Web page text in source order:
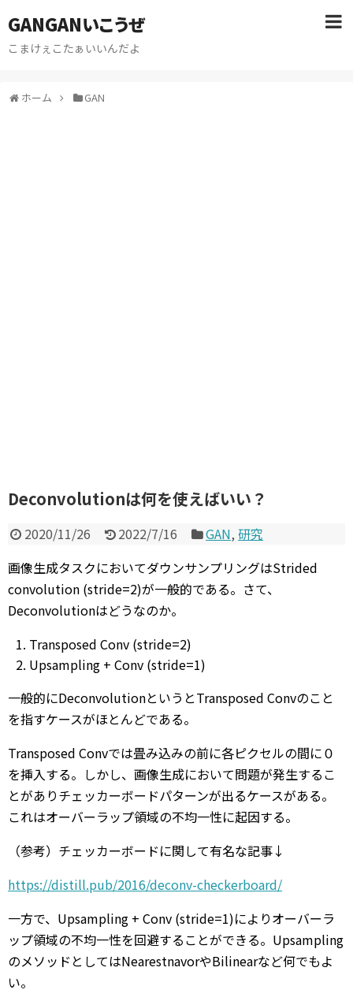
GANGANいこうぜ
こまけぇこたぁいいんだよ
ホーム GAN
Deconvolutionは何を使えばいい？
2020/11/26 2022/7/16 GAN,研究
画像生成タスクにおいてダウンサンプリングはStrided
convolution (stride=2)が一般的である。さて、
Deconvolutionはどうなのか。
Transposed Conv (stride=2)
Upsampling + Conv (stride=1)
一般的にDeconvolutionというとTransposed Convのこと
を指すケースがほとんどである。
Transposed Convでは畳み込みの前に各ピクセルの間に０
を挿入する。しかし、画像生成において問題が発生するこ
とがありチェッカーボードパターンが出るケースがある。
これはオーバーラップ領域の不均一性に起因する。
（参考）チェッカーボードに関して有名な記事↓
https://distill.pub/2016/deconv-checkerboard/
一方で、Upsampling + Conv (stride=1)によりオーバーラ
ップ領域の不均一性を回避することができる。Upsampling
のメソッドとしてはNearestnavorやBilinearなど何でもよ
い。